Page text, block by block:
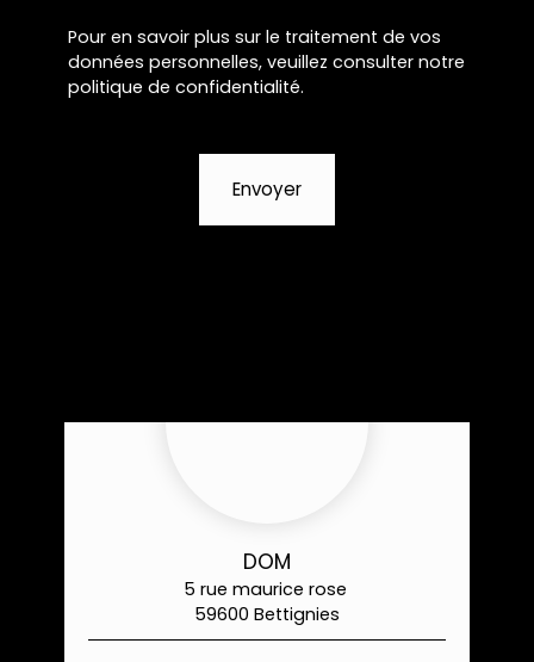
Pour en savoir plus sur le traitement de vos
données personnelles, veuillez consulter notre
politique de confidentialité.
Envoyer
DOM
5 rue maurice rose
59600 Bettignies